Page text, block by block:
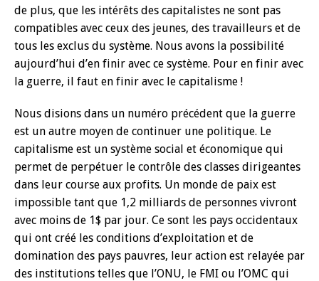
de plus, que les intérêts des capitalistes ne sont pas
compatibles avec ceux des jeunes, des travailleurs et de
tous les exclus du système. Nous avons la possibilité
aujourd’hui d’en finir avec ce système. Pour en finir avec
la guerre, il faut en finir avec le capitalisme !
Nous disions dans un numéro précédent que la guerre
est un autre moyen de continuer une politique. Le
capitalisme est un système social et économique qui
permet de perpétuer le contrôle des classes dirigeantes
dans leur course aux profits. Un monde de paix est
impossible tant que 1,2 milliards de personnes vivront
avec moins de 1$ par jour. Ce sont les pays occidentaux
qui ont créé les conditions d’exploitation et de
domination des pays pauvres, leur action est relayée par
des institutions telles que l’ONU, le FMI ou l’OMC qui